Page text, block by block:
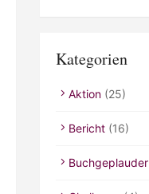
Kategorien
Aktion (25)
Bericht (16)
Buchgeplauder